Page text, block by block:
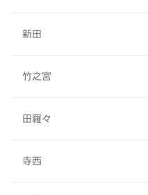
新田
竹之宮
田羅々
寺西